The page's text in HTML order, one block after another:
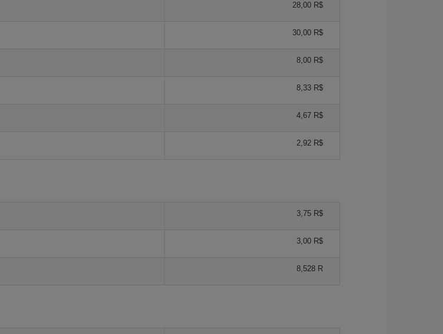
28,00 R$
30,00 R$
8,00 R$
8,33 R$
4,67 R$
2,92 R$
3,75 R$
3,00 R$
8,528 R